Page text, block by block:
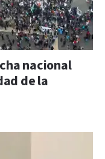
nacional
de la